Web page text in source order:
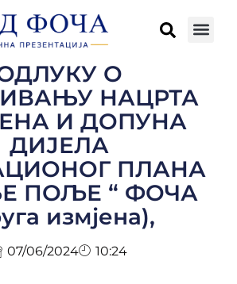
О
НАЦРТА
И ДОПУНА
ДИЈЕЛА
ПЛАНА
ПОЉЕ “ ФОЧА
измјена),
07/06/2024 10:24